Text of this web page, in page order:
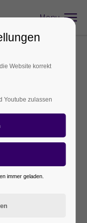
Menu
schöne
führen, ein
entspannt ins
Website korrekt
Youtube zulassen
immer geladen.